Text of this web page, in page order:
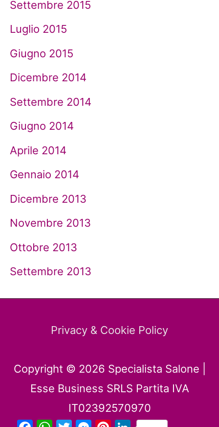
Settembre 2015
Luglio 2015
Giugno 2015
Dicembre 2014
Settembre 2014
Giugno 2014
Aprile 2014
Gennaio 2014
Dicembre 2013
Novembre 2013
Ottobre 2013
Settembre 2013
Privacy & Cookie Policy
Copyright © 2026 Specialista Salone
Esse Business SRLS Partita IVA
IT02392570970
Facebook
WhatsApp
TwitterMessenger
Pinterest
LinkedIn